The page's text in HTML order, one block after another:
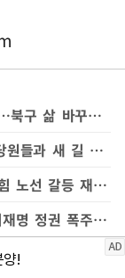
한동훈 "보수 퇴행 극복하라는 국민 명령…북구 삶 바꾸겠다"
장동혁 "제 막중한 책임 외면하지 않고, 당원들과 새 길 찾겠다"
한동훈 원내 입성에 장동혁 책임론도…국힘 노선 갈등 재점화할 듯
부산 북갑 당선 한동훈 "보수 재건하고 이재명 정권 폭주 제어하겠다"(종합)